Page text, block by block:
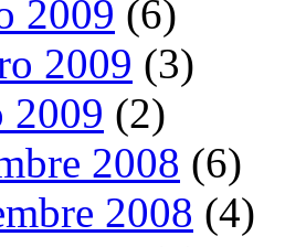
2009 (6)
2009 (3)
2009 (2)
2008 (6)
2008 (4)